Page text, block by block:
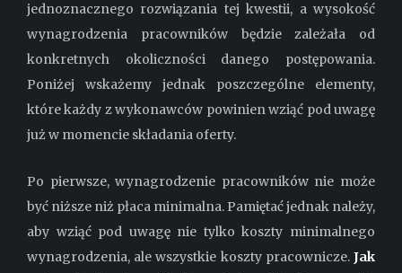
jednoznacznego rozwiązania tej kwestii, a wysokość
wynagrodzenia pracowników będzie zależała od
konkretnych okoliczności danego postępowania.
Poniżej wskażemy jednak poszczególne elementy,
które każdy z wykonawców powinien wziąć pod uwagę
już w momencie składania oferty.
Po pierwsze, wynagrodzenie pracowników nie może
być niższe niż płaca minimalna. Pamiętać jednak należy,
aby wziąć pod uwagę nie tylko koszty minimalnego
wynagrodzenia, ale wszystkie koszty pracownicze. Jak